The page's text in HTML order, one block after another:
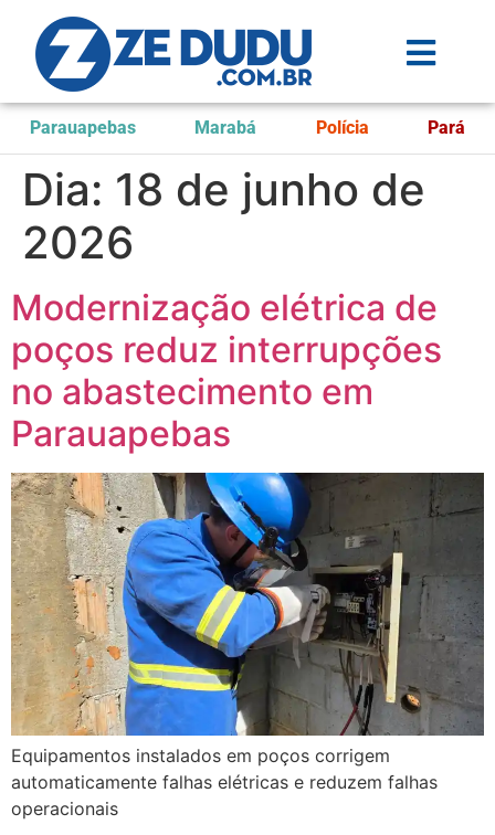
Parauapebas Marabá Polícia Pará
Dia: 18 de junho de
2026
Modernização elétrica de
poços reduz interrupções
no abastecimento em
Parauapebas
Equipamentos instalados em poços corrigem
automaticamente falhas elétricas e reduzem falhas
operacionais